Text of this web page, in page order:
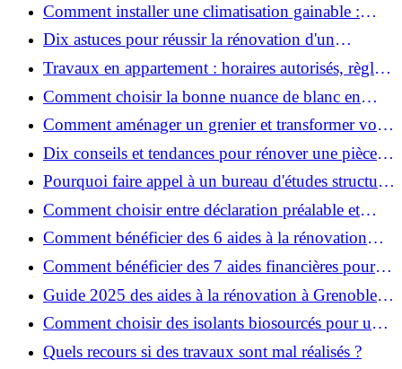
Comment installer une climatisation gainable :
coût, étapes et conseils ?
Dix astuces pour réussir la rénovation d'un
appartement
Travaux en appartement : horaires autorisés, règles
et bonnes pratiques
Comment choisir la bonne nuance de blanc en
décoration et éviter les pièges ?
Comment aménager un grenier et transformer vos
combles en espace habitable ?
Dix conseils et tendances pour rénover une pièce
de la maison
Pourquoi faire appel à un bureau d'études structure
pour garantir la sécurité de vos rénovations ?
Comment choisir entre déclaration préalable et
permis de construire pour vos travaux ?
Comment bénéficier des 6 aides à la rénovation
énergétique à Grenoble ?
Comment bénéficier des 7 aides financières pour la
rénovation énergétique à Voiron ?
Guide 2025 des aides à la rénovation à Grenoble et
Voiron : MaPrimeRénov’, CEE, aides locales
Comment choisir des isolants biosourcés pour une
rénovation écologique ?
Quels recours si des travaux sont mal réalisés ?